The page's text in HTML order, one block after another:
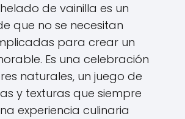
de vainilla es un
que no se necesitan
para crear un
Es una celebración
naturales, un juego de
y texturas que siempre
experiencia culinaria